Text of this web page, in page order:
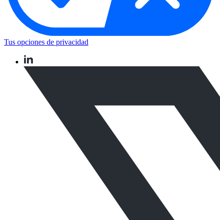
Tus opciones de privacidad